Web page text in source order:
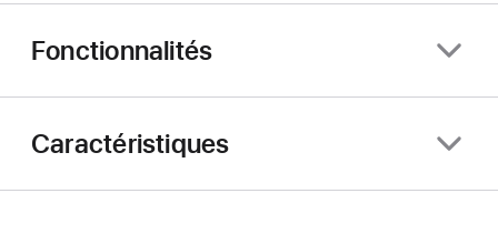
Fonctionnalités
Caractéristiques